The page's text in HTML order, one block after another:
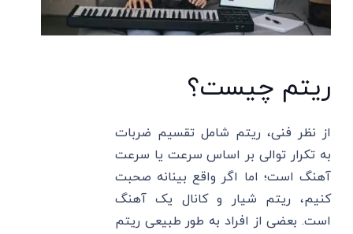
ریتم چیست؟
از نظر فنی، ریتم شامل تقسیم ضربات
به تکرار توالی بر اساس سرعت یا سرعت
آهنگ است؛ اما اگر واقع بینانه صحبت
کنیم، ریتم شیار و کانال یک آهنگ
است. بعضی از افراد به طور طبیعی ریتم